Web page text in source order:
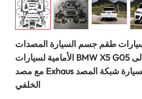
طقم جسم السيارة المصدات
الأمامية لسيارات BMW X5 G05 إلى X5m 2020 +
مع مصد Exhaus غطاء محرك السيارة شبكة المصد
الخلفي